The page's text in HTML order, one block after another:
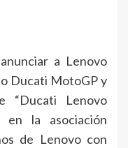
a Lenovo
Ducati MotoGP y
“Ducati Lenovo
en la asociación
de Lenovo con